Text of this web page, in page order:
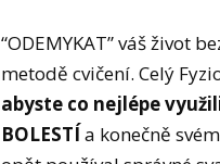
“ODEMYKAT” váš život
metodě cvičení. Celý
abyste co nejlépe
BOLESTÍ a konečně